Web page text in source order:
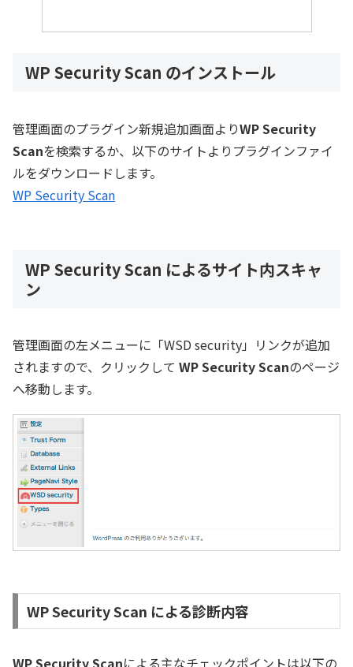
WP Security Scan のインストール
管理画面のプラグイン新規追加画面よりWP Security
Scanを検索するか、以下のサイトよりプラグインファイ
ルをダウンロードします。
WP Security Scan
WP Security Scan によるサイト内スキャ
ン
管理画面の左メニューに「WSD security」リンクが追加
されますので、クリックして WP Security Scanのページ
へ移動します。
WP Security Scan による診断内容
WP Security Scanによる主なチェックポイントは以下の